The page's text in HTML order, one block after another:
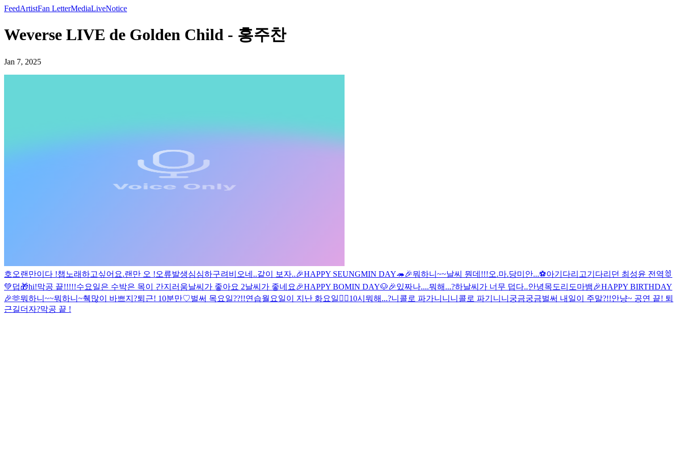
FeedArtistFan LetterMediaLiveNotice
Weverse LIVE de Golden Child - 홍주찬
Jan 7, 2025
호 오랜만이다 !챕 노래하고싶어요.랜만 오 !오류발생심심하구려 비오네..같이 보자..🎉HAPPY SEUNGMIN DAY🦔🎉뭐하니~~날씨 뭔데!!!오.마.당미안...⚽️아기다리고기다리던 최성윤 전역🐰
💚덥🎁hi!막공 끝!!!!!수요일은 수박은 목이 간지러움날씨가 좋아요 2날씨가 좋네요 🎉HAPPY BOMIN DAY🐶🎉있짜나....뭐해...?하날씨가 너무 덥다..안녕목도리도마뱀 🎉HAPPY BIRTHDAY
🎉🫶뭐하니~~뭐하니~췍많이 바쁘지?퇴근! 10분만♡벌써 목요일??!!연습월요일이 지난 화요일🙂‍↕️10시 뭐해...?니콜로 파가니니 니콜로 파기니니 궁금궁금벌써 내일이 주말?!!안냥~ 공연 끝! 퇴
근길더 자?막공 끝 !